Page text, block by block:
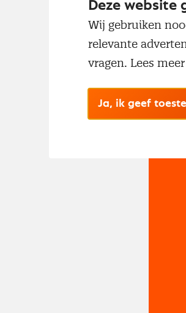
Deze website
Wij gebruiken
relevante
vragen. Lees
Ja, ik geef